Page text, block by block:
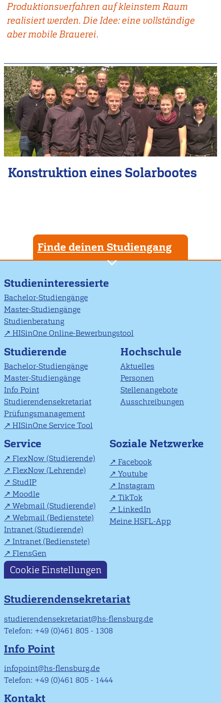
Produktionsverfahren auf kleinstem Raum
realisiert werden. Die Idee: eine vollständige
aber mobile Brauerei.
Konstruktion eines Solarbootes
Finde deinen Studiengang
Studieninteressierte
Bachelor-Studiengänge
Master-Studiengänge
Studienberatung
HISinOne Online-Bewerbungstool
Studierende
Bachelor-Studiengänge
Master-Studiengänge
Info Point
Studierendensekretariat
Prüfungsmanagement
HISinOne Service Tool
Hochschule
Aktuelles
Personen
Stellenangebote
Ausschreibungen
Service
FlexNow (Studierende)
FlexNow (Lehrende)
StudIP
Moodle
Webmail (Studierende)
Webmail (Bedienstete)
Intranet (Studierende)
Intranet (Bedienstete)
FlensGen
Soziale Netzwerke
Facebook
Youtube
Instagram
TikTok
LinkedIn
Meine HSFL-App
Cookie Einstellungen
Studierendensekretariat
studierendensekretariat@hs-flensburg.de
Telefon: +49 (0)461 805 - 1308
Info Point
infopoint@hs-flensburg.de
Telefon: +49 (0)461 805 - 1444
Kontakt